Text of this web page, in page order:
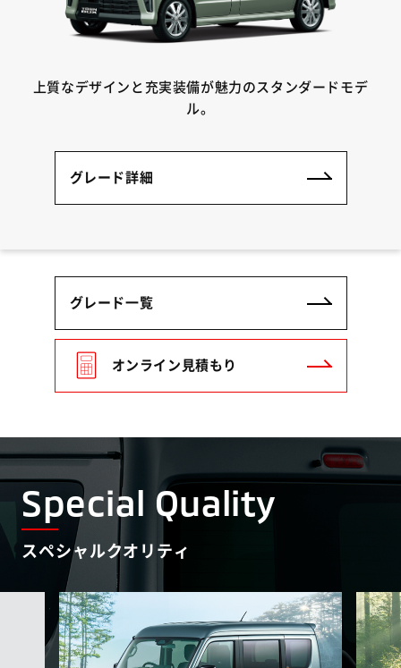
上質なデザインと充実装備が魅力のスタンダードモデ
ル。
グレード詳細
グレード一覧
オンライン見積もり
Special Quality
スペシャルクオリティ